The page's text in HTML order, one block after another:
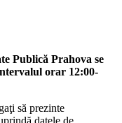
Publică Prahova se
orar 12:00-
să prezinte
datele de